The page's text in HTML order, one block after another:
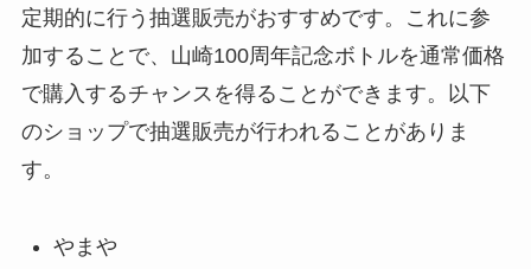
定期的に行う抽選販売がおすすめです。これに参
加することで、山崎100周年記念ボトルを通常価格
で購入するチャンスを得ることができます。以下
のショップで抽選販売が行われることがありま
す。
やまや